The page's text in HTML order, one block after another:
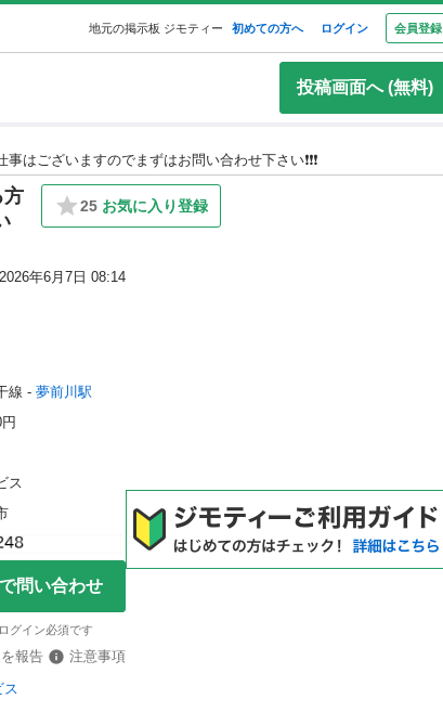
地元の掲示板 ジモティー 初めての方へ ログイン 会員登録
投稿画面へ (無料)
はございますのでまずはお問い合わせ下さい❗️❗️❗️
方
25 お気に入り登録
2026年6月7日 08:14
線 - 夢前川駅
ス
問い合わせ
グイン必須です
報告
注意事項
ス